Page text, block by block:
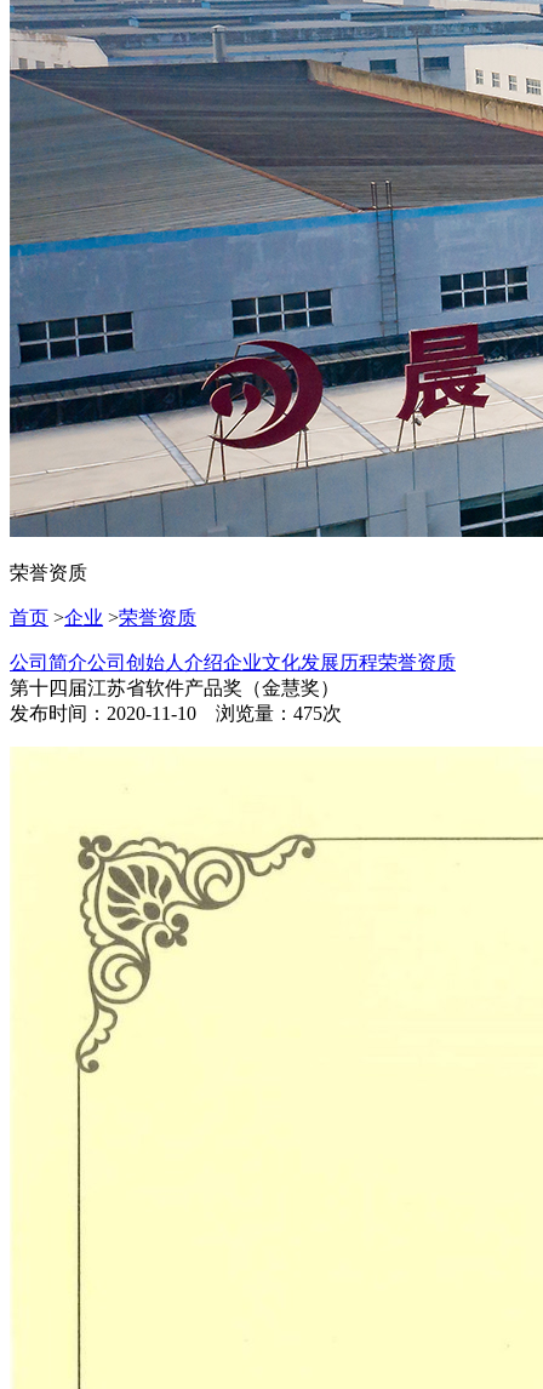
荣誉资质
首页 >企业 >荣誉资质
公司简介公司创始人介绍企业文化发展历程荣誉资质
第十四届江苏省软件产品奖（金慧奖）
发布时间：2020-11-10 浏览量：475次